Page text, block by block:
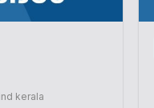
kerala